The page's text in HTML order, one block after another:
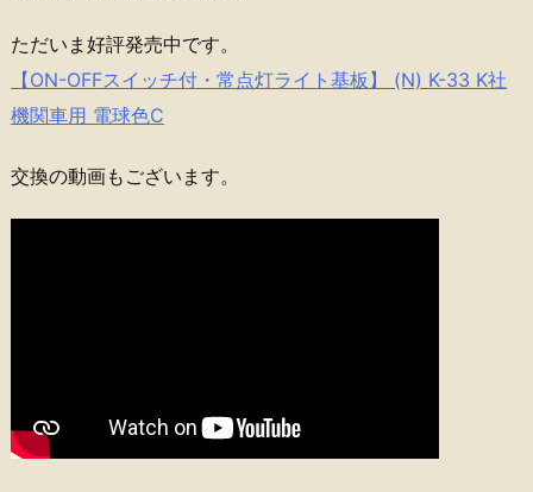
ただいま好評発売中です。
【ON-OFFスイッチ付・常点灯ライト基板】 (N) K-33 K社
機関車用 電球色C
交換の動画もございます。